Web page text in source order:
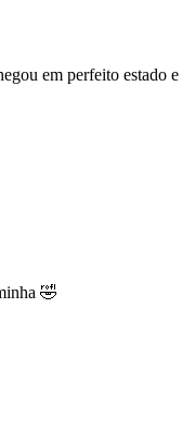
em perfeito estado e
🤣